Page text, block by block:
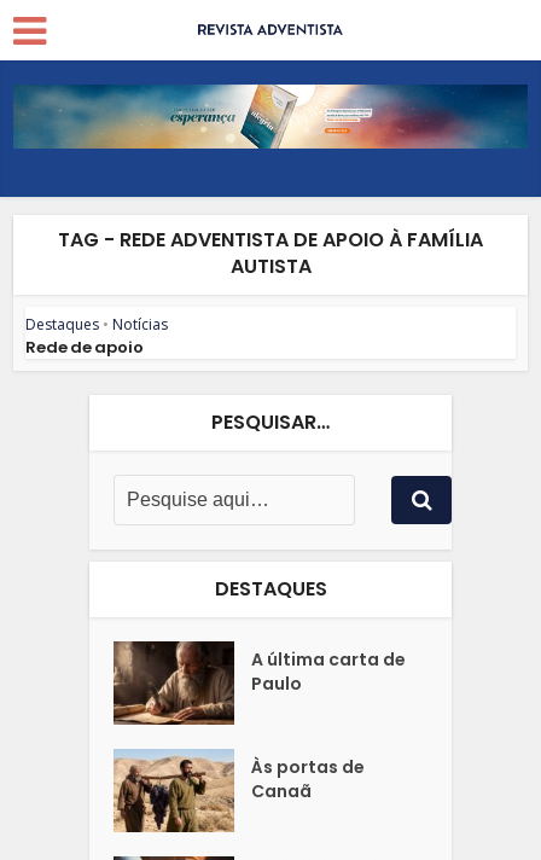
TAG - REDE ADVENTISTA DE APOIO À FAMÍLIA
AUTISTA
Destaques • Notícias
Rede de apoio
PESQUISAR…
DESTAQUES
A última carta de
Paulo
Às portas de
Canaã